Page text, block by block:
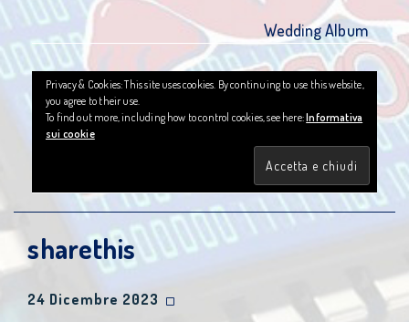
Wedding Album
Privacy & Cookies: This site uses cookies. By continuing to use this website,
you agree to their use.
To find out more, including how to control cookies, see here:Informativa
sui cookie
sharethis
24 Dicembre 2023